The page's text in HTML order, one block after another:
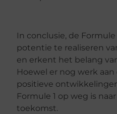
In conclusie, de
potentie te realiseren
en erkent het belang
Hoewel er nog werk
positieve
Formule 1 op weg is
toekomst.